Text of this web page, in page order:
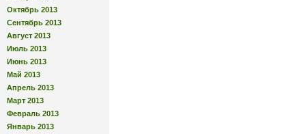
Октябрь 2013
Сентябрь 2013
Август 2013
Июль 2013
Июнь 2013
Май 2013
Апрель 2013
Март 2013
Февраль 2013
Январь 2013